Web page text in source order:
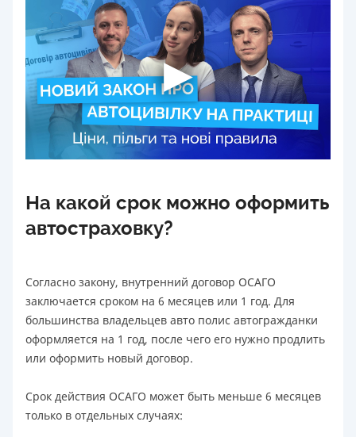
На какой срок можно оформить
автостраховку?
Согласно закону, внутренний договор ОСАГО
заключается сроком на 6 месяцев или 1 год. Для
большинства владельцев авто полис автогражданки
оформляется на 1 год, после чего его нужно продлить
или оформить новый договор.
Срок действия ОСАГО может быть меньше 6 месяцев
только в отдельных случаях: